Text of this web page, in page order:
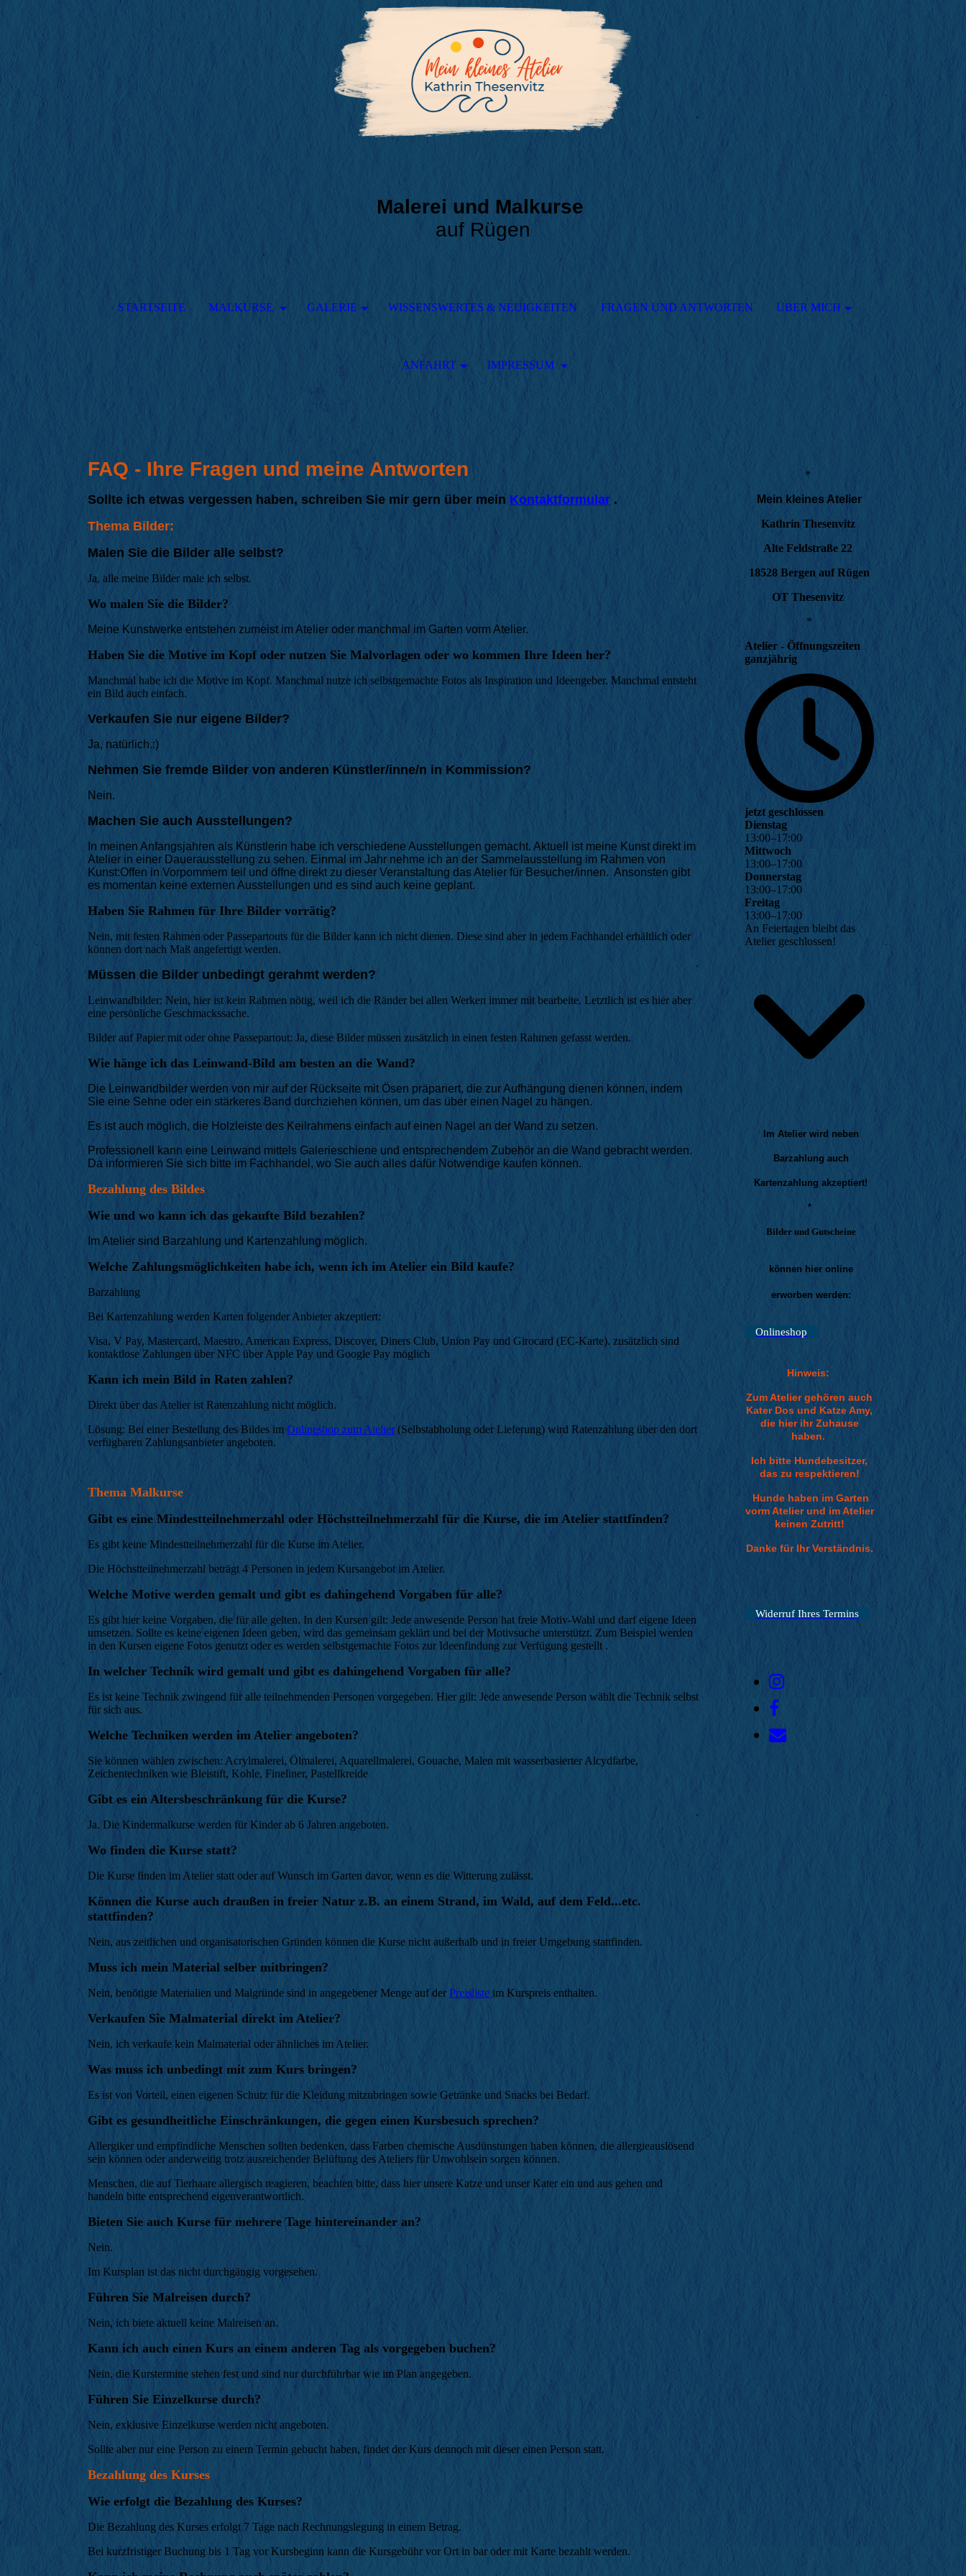
Malerei und Malkurse
auf Rügen
STARTSEITE MALKURSE GALERIE WISSENSWERTES & NEUIGKEITEN FRAGEN UND ANTWORTEN ÜBER MICH
ANFAHRT IMPRESSUM
FAQ - Ihre Fragen und meine Antworten
Sollte ich etwas vergessen haben, schreiben Sie mir gern über mein Kontaktformular .
Thema Bilder:
Malen Sie die Bilder alle selbst?
Ja, alle meine Bilder male ich selbst.
Wo malen Sie die Bilder?
Meine Kunstwerke entstehen zumeist im Atelier oder manchmal im Garten vorm Atelier.
Haben Sie die Motive im Kopf oder nutzen Sie Malvorlagen oder wo kommen Ihre Ideen her?
Manchmal habe ich die Motive im Kopf. Manchmal nutze ich selbstgemachte Fotos als Inspiration und Ideengeber. Manchmal entsteht
ein Bild auch einfach.
Verkaufen Sie nur eigene Bilder?
Ja, natürlich.:)
Nehmen Sie fremde Bilder von anderen Künstler/inne/n in Kommission?
Nein.
Machen Sie auch Ausstellungen?
In meinen Anfangsjahren als Künstlerin habe ich verschiedene Ausstellungen gemacht. Aktuell ist meine Kunst direkt im
Atelier in einer Dauerausstellung zu sehen. Einmal im Jahr nehme ich an der Sammelausstellung im Rahmen von
Kunst:Offen in Vorpommern teil und öffne direkt zu dieser Veranstaltung das Atelier für Besucher/innen. Ansonsten gibt
es momentan keine externen Ausstellungen und es sind auch keine geplant.
Haben Sie Rahmen für Ihre Bilder vorrätig?
Nein, mit festen Rahmen oder Passepartouts für die Bilder kann ich nicht dienen. Diese sind aber in jedem Fachhandel erhältlich oder
können dort nach Maß angefertigt werden.
Müssen die Bilder unbedingt gerahmt werden?
Leinwandbilder: Nein, hier ist kein Rahmen nötig, weil ich die Ränder bei allen Werken immer mit bearbeite. Letztlich ist es hier aber
eine persönliche Geschmackssache.
Bilder auf Papier mit oder ohne Passepartout: Ja, diese Bilder müssen zusätzlich in einen festen Rahmen gefasst werden.
Wie hänge ich das Leinwand-Bild am besten an die Wand?
Die Leinwandbilder werden von mir auf der Rückseite mit Ösen präpariert, die zur Aufhängung dienen können, indem
Sie eine Sehne oder ein stärkeres Band durchziehen können, um das über einen Nagel zu hängen.
Es ist auch möglich, die Holzleiste des Keilrahmens einfach auf einen Nagel an der Wand zu setzen.
Professionell kann eine Leinwand mittels Galerieschiene und entsprechendem Zubehör an die Wand gebracht werden.
Da informieren Sie sich bitte im Fachhandel, wo Sie auch alles dafür Notwendige kaufen können.
Bezahlung des Bildes
Wie und wo kann ich das gekaufte Bild bezahlen?
Im Atelier sind Barzahlung und Kartenzahlung möglich.
Welche Zahlungsmöglichkeiten habe ich, wenn ich im Atelier ein Bild kaufe?
Barzahlung
Bei Kartenzahlung werden Karten folgender Anbieter akzeptiert:
Visa, V Pay, Mastercard, Maestro, American Express, Discover, Diners Club, Union Pay und Girocard (EC-Karte). zusätzlich sind
kontaktlose Zahlungen über NFC über Apple Pay und Google Pay möglich
Kann ich mein Bild in Raten zahlen?
Direkt über das Atelier ist Ratenzahlung nicht möglich.
Lösung: Bei einer Bestellung des Bildes im Onlineshop zum Atelier(Selbstabholung oder Lieferung) wird Ratenzahlung über den dort
verfügbaren Zahlungsanbieter angeboten.
Thema Malkurse
Gibt es eine Mindestteilnehmerzahl oder Höchstteilnehmerzahl für die Kurse, die im Atelier stattfinden?
Es gibt keine Mindestteilnehmerzahl für die Kurse im Atelier.
Die Höchstteilnehmerzahl beträgt 4 Personen in jedem Kursangebot im Atelier.
Welche Motive werden gemalt und gibt es dahingehend Vorgaben für alle?
Es gibt hier keine Vorgaben, die für alle gelten. In den Kursen gilt: Jede anwesende Person hat freie Motiv-Wahl und darf eigene Ideen
umsetzen. Sollte es keine eigenen Ideen geben, wird das gemeinsam geklärt und bei der Motivsuche unterstützt. Zum Beispiel werden
in den Kursen eigene Fotos genutzt oder es werden selbstgemachte Fotos zur Ideenfindung zur Verfügung gestellt .
In welcher Technik wird gemalt und gibt es dahingehend Vorgaben für alle?
Es ist keine Technik zwingend für alle teilnehmenden Personen vorgegeben. Hier gilt: Jede anwesende Person wählt die Technik selbst
für sich aus.
Welche Techniken werden im Atelier angeboten?
Sie können wählen zwischen: Acrylmalerei, Ölmalerei, Aquarellmalerei, Gouache, Malen mit wasserbasierter Alcydfarbe,
Zeichentechniken wie Bleistift, Kohle, Fineliner, Pastellkreide
Gibt es ein Altersbeschränkung für die Kurse?
Ja. Die Kindermalkurse werden für Kinder ab 6 Jahren angeboten.
Wo finden die Kurse statt?
Die Kurse finden im Atelier statt oder auf Wunsch im Garten davor, wenn es die Witterung zulässt.
Können die Kurse auch draußen in freier Natur z.B. an einem Strand, im Wald, auf dem Feld...etc.
stattfinden?
Nein, aus zeitlichen und organisatorischen Gründen können die Kurse nicht außerhalb und in freier Umgebung stattfinden.
Muss ich mein Material selber mitbringen?
Nein, benötigte Materialien und Malgründe sind in angegebener Menge auf derPreisliste im Kurspreis enthalten.
Verkaufen Sie Malmaterial direkt im Atelier?
Nein, ich verkaufe kein Malmaterial oder ähnliches im Atelier.
Was muss ich unbedingt mit zum Kurs bringen?
Es ist von Vorteil, einen eigenen Schutz für die Kleidung mitzubringen sowie Getränke und Snacks bei Bedarf.
Gibt es gesundheitliche Einschränkungen, die gegen einen Kursbesuch sprechen?
Allergiker und empfindliche Menschen sollten bedenken, dass Farben chemische Ausdünstungen haben können, die allergieauslösend
sein können oder anderweitig trotz ausreichender Belüftung des Ateliers für Unwohlsein sorgen können.
Menschen, die auf Tierhaare allergisch reagieren, beachten bitte, dass hier unsere Katze und unser Kater ein und aus gehen und
handeln bitte entsprechend eigenverantwortlich.
Bieten Sie auch Kurse für mehrere Tage hintereinander an?
Nein.
Im Kursplan ist das nicht durchgängig vorgesehen.
Führen Sie Malreisen durch?
Nein, ich biete aktuell keine Malreisen an.
Kann ich auch einen Kurs an einem anderen Tag als vorgegeben buchen?
Nein, die Kurstermine stehen fest und sind nur durchführbar wie im Plan angegeben.
Führen Sie Einzelkurse durch?
Nein, exklusive Einzelkurse werden nicht angeboten.
Sollte aber nur eine Person zu einem Termin gebucht haben, findet der Kurs dennoch mit dieser einen Person statt.
Bezahlung des Kurses
Wie erfolgt die Bezahlung des Kurses?
Die Bezahlung des Kurses erfolgt 7 Tage nach Rechnungslegung in einem Betrag.
Bei kurzfristiger Buchung bis 1 Tag vor Kursbeginn kann die Kursgebühr vor Ort in bar oder mit Karte bezahlt werden.
*
Mein kleines Atelier
Kathrin Thesenvitz
Alte Feldstraße 22
18528 Bergen auf Rügen
OT Thesenvitz
*
Atelier - Öffnungszeiten
ganzjährig
jetzt geschlossen
Dienstag
13:00–17:00
Mittwoch
13:00–17:00
Donnerstag
13:00–17:00
Freitag
13:00–17:00
An Feiertagen bleibt das
Atelier geschlossen!
Im Atelier wird neben
Barzahlung auch
Kartenzahlung akzeptiert!
*
Bilder und Gutscheine
können hier online
erworben werden:
Onlineshop
Hinweis:
Zum Atelier gehören auch
Kater Dos und Katze Amy,
die hier ihr Zuhause
haben.
Ich bitte Hundebesitzer,
das zu respektieren!
Hunde haben im Garten
vorm Atelier und im Atelier
keinen Zutritt!
Danke für Ihr Verständnis.
Widerruf Ihres Termins